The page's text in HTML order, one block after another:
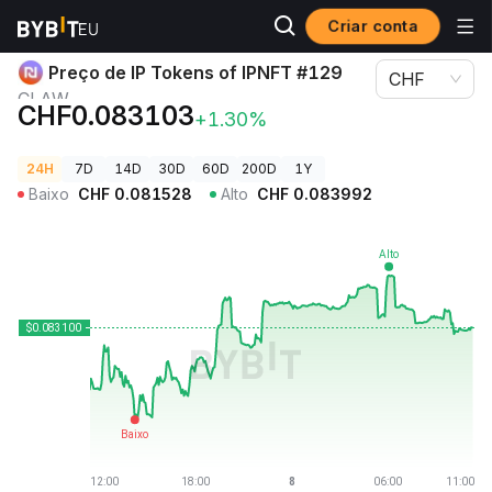
Criar conta
Preços de Criptomoedas Preço de IP Tokens of IPNFT #129 CLAW
Preço de IP Tokens of IPNFT #129
CLAW
CHF0.083103+1.30%
CHF
24H 7D 14D 30D 60D 200D 1Y
Baixo CHF 0.081528 Alto CHF 0.083992